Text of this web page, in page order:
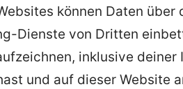
können Daten
Dienste von Dritten
inklusive
und auf dieser Website